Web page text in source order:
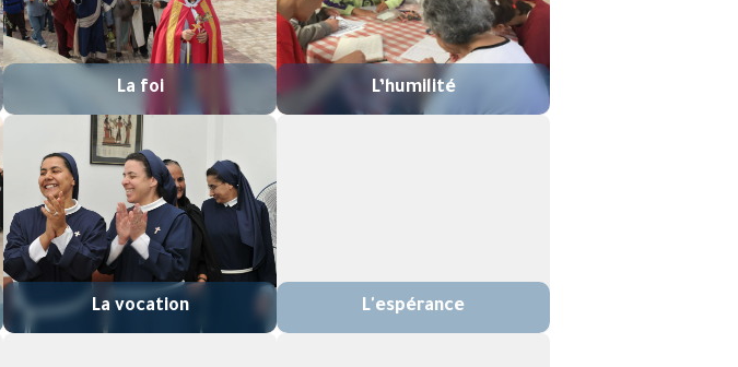
La foi L’humilité
La vocation L'espérance